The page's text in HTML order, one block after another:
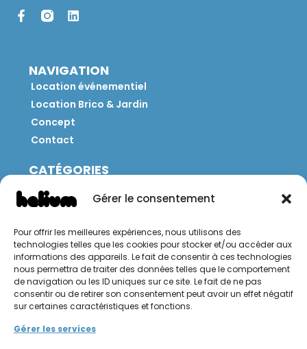
Gérer le consentement
Pour offrir les meilleures expériences, nous utilisons des
technologies telles que les cookies pour stocker et/ou accéder aux
informations des appareils. Le fait de consentir à ces technologies
nous permettra de traiter des données telles que le comportement
de navigation ou les ID uniques sur ce site. Le fait de ne pas
consentir ou de retirer son consentement peut avoir un effet négatif
sur certaines caractéristiques et fonctions.
Gérer les services
NAVIGATION
Location événementiel
Location Brico & Jardin
Concept
Contact
CATÉGORIES
Mobilier
Brico
Jardin
CONTACT